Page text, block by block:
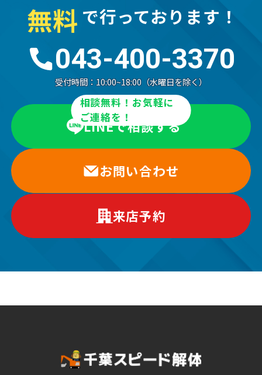
無料 で行っております！
043-400-3370
受付時間： 10:00~18:00（水曜日を除く）
相談無料！お気軽に
ご連絡を！
LINEで相談する
お問い合わせ
来店予約